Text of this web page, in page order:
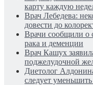
карту каждую
Врач Лебедева:
довести до
Врачи сообщили о
рака и деменции
Врач Кашух
поджелудочной
Диетолог
следует